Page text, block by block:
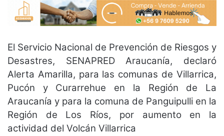
El Servicio Nacional de Prevención de Riesgos y
Desastres, SENAPRED Araucanía, declaró
Alerta Amarilla, para las comunas de Villarrica,
Pucón y Curarrehue en la Región de La
Araucanía y para la comuna de Panguipulli en la
Región de Los Ríos, por aumento en la
actividad del Volcán Villarrica